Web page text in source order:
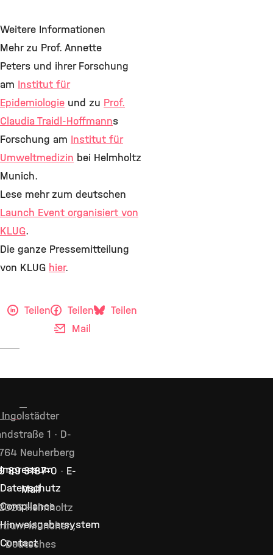
Weitere Informationen
Mehr zu Prof. Annette
Peters und ihrer Forschung
am Institut für
Epidemiologie und zu Prof.
Claudia Traidl-Hoffmanns
Forschung am Institut für
Umweltmedizin bei Helmholtz
Munich.
Lese mehr zum deutschen
Launch Event organisiert von
KLUG.
Die ganze Pressemitteilung
von KLUG hier.
Teilen Teilen
Teilen
Mail
Impressum
Datenschutz
Compliance
Hinweisgebersystem
Contact
Ingolstädter
1 · D-
Neuherberg
89 3187–0 · E-
Mail
Helmholtz
München,
Deutsches